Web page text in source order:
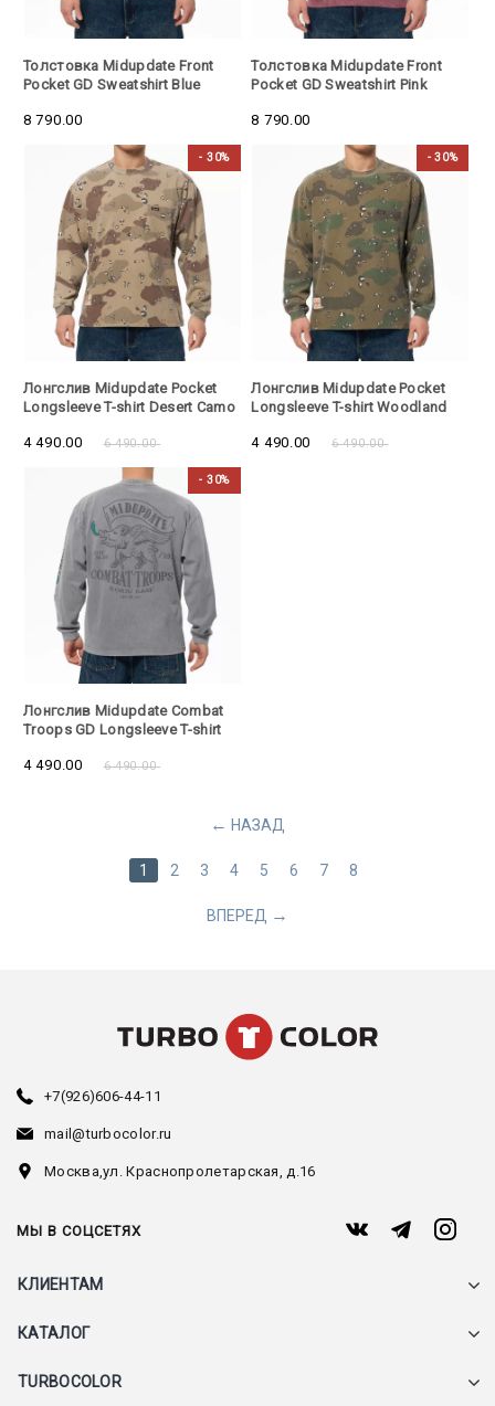
Толстовка Midupdate Front
Pocket GD Sweatshirt Blue
8 790.00
Толстовка Midupdate Front
Pocket GD Sweatshirt Pink
8 790.00
- 30%
Лонгслив Midupdate Pocket
Longsleeve T-shirt Desert Camo
6 490.00
4 490.00
- 30%
Лонгслив Midupdate Pocket
Longsleeve T-shirt Woodland
6 490.00
4 490.00
- 30%
Лонгслив Midupdate Combat
Troops GD Longsleeve T-shirt
6 490.00
4 490.00
НАЗАД
1 2 3 4 5 6 7 8
ВПЕРЕД
+7(926)606-44-11
mail@turbocolor.ru
Москва,ул. Краснопролетарская, д.16
МЫ В СОЦСЕТЯХ
КЛИЕНТАМ
КАТАЛОГ
TURBOCOLOR